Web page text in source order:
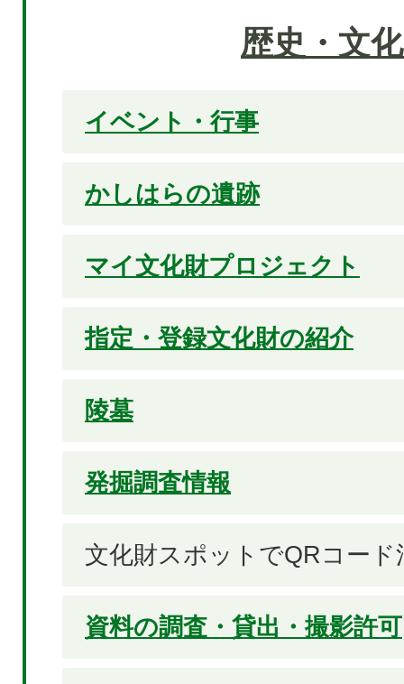
歴史・文
イベント・行事
かしはらの遺跡
マイ文化財プロジェクト
指定・登録文化財の紹介
陵墓
発掘調査情報
文化財スポットでQRコード
資料の調査・貸出・撮影許可